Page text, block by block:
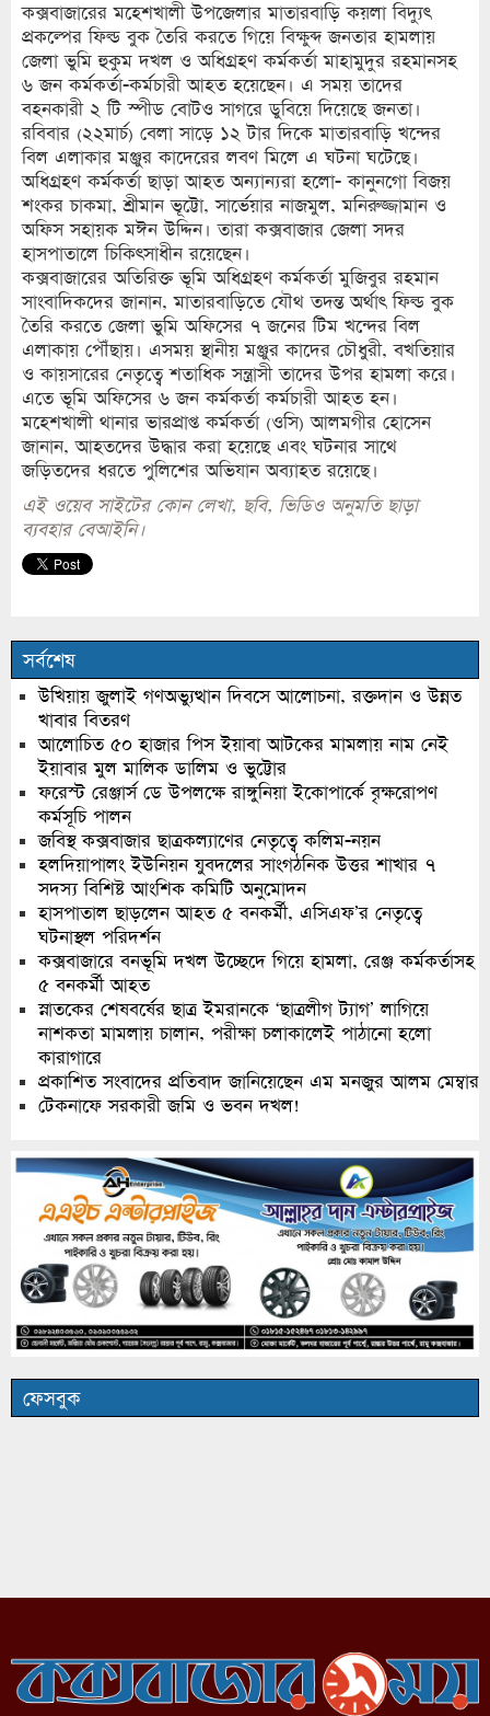
কক্সবাজারের মহেশখালী উপজেলার মাতারবাড়ি কয়লা বিদ্যুৎ
প্রকল্পের ফিল্ড বুক তৈরি করতে গিয়ে বিক্ষুব্দ জনতার হামলায়
জেলা ভুমি হুকুম দখল ও অধিগ্রহণ কর্মকর্তা মাহামুদুর রহমানসহ
৬ জন কর্মকর্তা-কর্মচারী আহত হয়েছেন। এ সময় তাদের
বহনকারী ২ টি স্পীড বোটও সাগরে ডুবিয়ে দিয়েছে জনতা।
রবিবার (২২মার্চ) বেলা সাড়ে ১২ টার দিকে মাতারবাড়ি খন্দের
বিল এলাকার মঞ্জুর কাদেরের লবণ মিলে এ ঘটনা ঘটেছে।
অধিগ্রহণ কর্মকর্তা ছাড়া আহত অন্যান্যরা হলো- কানুনগো বিজয়
শংকর চাকমা, শ্রীমান ভূট্টো, সার্ভেয়ার নাজমুল, মনিরুজ্জামান ও
অফিস সহায়ক মঈন উদ্দিন। তারা কক্সবাজার জেলা সদর
হাসপাতালে চিকিৎসাধীন রয়েছেন।
কক্সবাজারের অতিরিক্ত ভূমি অধিগ্রহণ কর্মকর্তা মুজিবুর রহমান
সাংবাদিকদের জানান, মাতারবাড়িতে যৌথ তদন্ত অর্থাৎ ফিল্ড বুক
তৈরি করতে জেলা ভুমি অফিসের ৭ জনের টিম খন্দের বিল
এলাকায় পৌঁছায়। এসময় স্থানীয় মঞ্জুর কাদের চৌধুরী, বখতিয়ার
ও কায়সারের নেতৃত্বে শতাধিক সন্ত্রাসী তাদের উপর হামলা করে।
এতে ভূমি অফিসের ৬ জন কর্মকর্তা কর্মচারী আহত হন।
মহেশখালী থানার ভারপ্রাপ্ত কর্মকর্তা (ওসি) আলমগীর হোসেন
জানান, আহতদের উদ্ধার করা হয়েছে এবং ঘটনার সাথে
জড়িতদের ধরতে পুলিশের অভিযান অব্যাহত রয়েছে।
এই ওয়েব সাইটের কোন লেখা, ছবি, ভিডিও অনুমতি ছাড়া
ব্যবহার বেআইনি।
সর্বশেষ
উখিয়ায় জুলাই গণঅভ্যুত্থান দিবসে আলোচনা, রক্তদান ও উন্নত
খাবার বিতরণ
আলোচিত ৫০ হাজার পিস ইয়াবা আটকের মামলায় নাম নেই
ইয়াবার মুল মালিক ডালিম ও ভুট্টোর
ফরেস্ট রেঞ্জার্স ডে উপলক্ষে রাঙ্গুনিয়া ইকোপার্কে বৃক্ষরোপণ
কর্মসূচি পালন
জবিস্থ কক্সবাজার ছাত্রকল্যাণের নেতৃত্বে কলিম-নয়ন
হলদিয়াপালং ইউনিয়ন যুবদলের সাংগঠনিক উত্তর শাখার ৭
সদস্য বিশিষ্ট আংশিক কমিটি অনুমোদন
হাসপাতাল ছাড়লেন আহত ৫ বনকর্মী, এসিএফ’র নেতৃত্বে
ঘটনাস্থল পরিদর্শন
কক্সবাজারে বনভূমি দখল উচ্ছেদে গিয়ে হামলা, রেঞ্জ কর্মকর্তাসহ
৫ বনকর্মী আহত
স্নাতকের শেষবর্ষের ছাত্র ইমরানকে ‘ছাত্রলীগ ট্যাগ’ লাগিয়ে
নাশকতা মামলায় চালান, পরীক্ষা চলাকালেই পাঠানো হলো
কারাগারে
প্রকাশিত সংবাদের প্রতিবাদ জানিয়েছেন এম মনজুর আলম মেম্বার
টেকনাফে সরকারী জমি ও ভবন দখল!
ফেসবুক